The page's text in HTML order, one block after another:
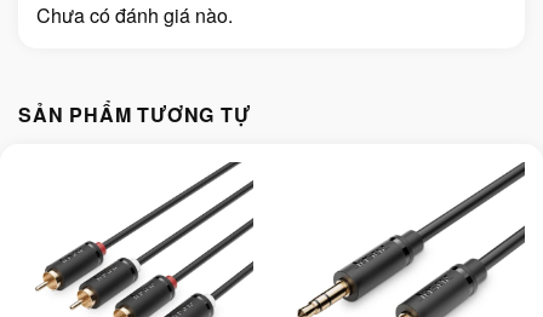
Chưa có đánh giá nào.
SẢN PHẨM TƯƠNG TỰ